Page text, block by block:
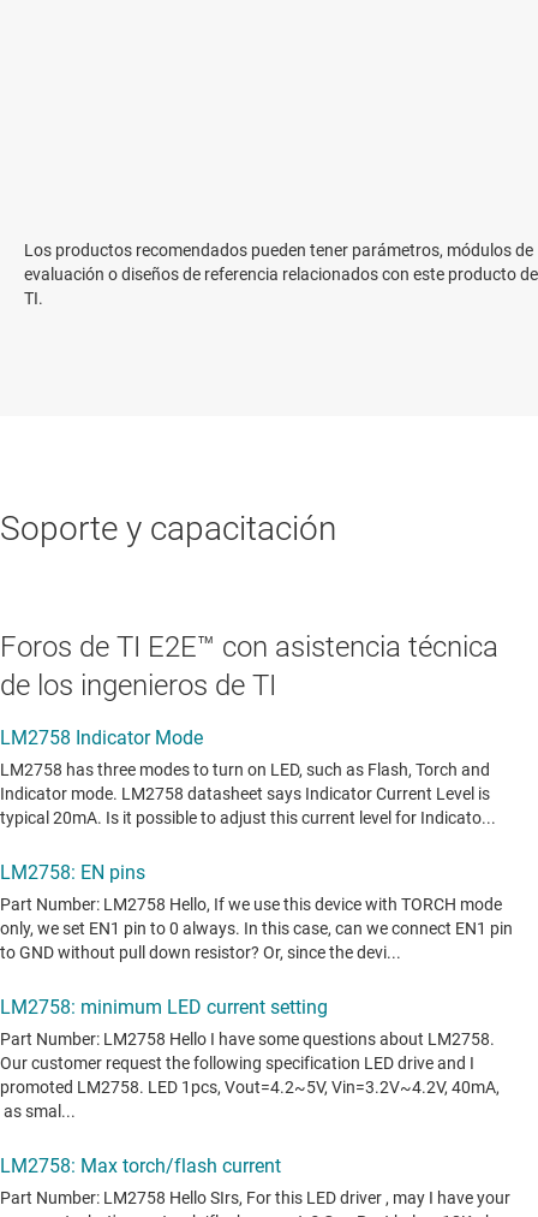
Los productos recomendados pueden tener parámetros, módulos de
evaluación o diseños de referencia relacionados con este producto de
TI.
Soporte y capacitación
Foros de TI E2E™ con asistencia técnica
de los ingenieros de TI